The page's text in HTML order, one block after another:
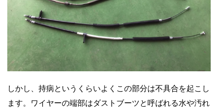
しかし、持病というくらいよくこの部分は不具合を起こし
ます。ワイヤーの端部はダストブーツと呼ばれる水や汚れ